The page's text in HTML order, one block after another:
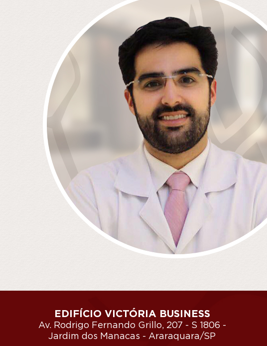
EDIFÍCIO VICTÓRIA BUSINESS
Av. Rodrigo Fernando Grillo, 207 - S 1806 -
Jardim dos Manacas - Araraquara/SP